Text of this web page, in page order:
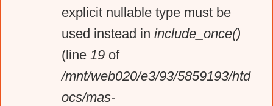
explicit nullable type must be
used instead in include_once()
(line 19 of
/mnt/web020/e3/93/5859193/htd
ocs/mas-